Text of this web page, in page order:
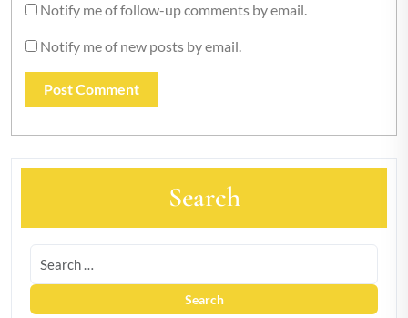
Notify me of follow-up comments by email.
Notify me of new posts by email.
Search